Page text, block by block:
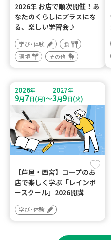
2026年 お店で順次開催！あ
なたのくらしにプラスにな
る、楽しい学習会♪
学び・体験
食
環境
その他
2026年
9月7日(月)～
2027年
3月9日(火)
【芦屋・西宮】コープのお
店で楽しく学ぶ「レインボ
ースクール」2026開講
学び・体験